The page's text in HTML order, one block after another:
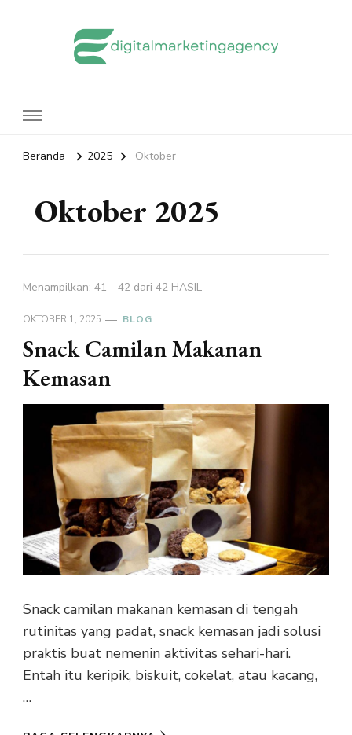
Beranda 2025 Oktober
Oktober 2025
Menampilkan: 41 - 42 dari 42 HASIL
OKTOBER 1, 2025 BLOG
Snack Camilan Makanan
Kemasan
Snack camilan makanan kemasan di tengah
rutinitas yang padat, snack kemasan jadi solusi
praktis buat nemenin aktivitas sehari-hari.
Entah itu keripik, biskuit, cokelat, atau kacang,
…